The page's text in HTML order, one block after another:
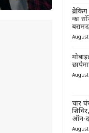
का
चार
ऑन-